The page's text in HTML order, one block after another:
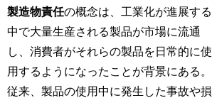
製造物責任の概念は、工業化が進展する
中で大量生産される製品が市場に流通
し、消費者がそれらの製品を日常的に使
用するようになったことが背景にある。
従来、製品の使用中に発生した事故や損